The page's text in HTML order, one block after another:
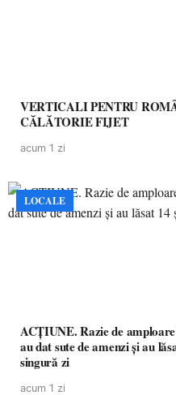
VERTICALI PENTRU
CĂLĂTORIE FIJET
acum 1 zi
LOCALE
ACȚIUNE. Razie de
au dat sute de amenzi și au
singură zi
acum 1 zi